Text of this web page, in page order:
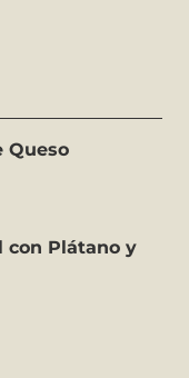
Queso
con Plátano y